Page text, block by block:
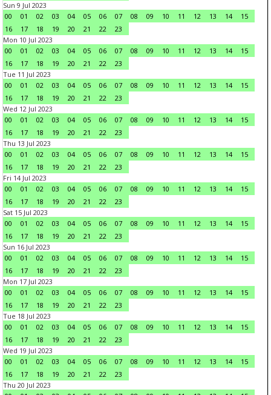
Sun 9 Jul 2023
00
01 02 03 04 05 06 07 08 09 10 11 12 13 14
15
16
17 18 19 20 21 22
23
Mon 10 Jul 2023
00
01 02 03 04 05 06 07 08 09 10 11 12 13 14
15
16
17 18 19 20 21 22
23
Tue 11 Jul 2023
00
01 02 03 04 05 06 07 08 09 10 11 12 13 14
15
16
17 18 19 20 21 22
23
Wed 12 Jul 2023
00
01 02 03 04 05 06 07 08 09 10 11 12 13 14
15
16
17 18 19 20 21 22
23
Thu 13 Jul 2023
00
01 02 03 04 05 06 07 08 09 10 11 12 13 14
15
16
17 18 19 20 21 22
23
Fri 14 Jul 2023
00
01 02 03 04 05 06 07 08 09 10 11 12 13 14
15
16
17 18 19 20 21 22
23
Sat 15 Jul 2023
00
01 02 03 04 05 06 07 08 09 10 11 12 13 14
15
16
17 18 19 20 21 22
23
Sun 16 Jul 2023
00
01 02 03 04 05 06 07 08 09 10 11 12 13 14
15
16
17 18 19 20 21 22
23
Mon 17 Jul 2023
00
01 02 03 04 05 06 07 08 09 10 11 12 13 14
15
16
17 18 19 20 21 22
23
Tue 18 Jul 2023
00
01 02 03 04 05 06 07 08 09 10 11 12 13 14
15
16
17 18 19 20 21 22
23
Wed 19 Jul 2023
00
01 02 03 04 05 06 07 08 09 10 11 12 13 14
15
16
17 18 19 20 21 22
23
Thu 20 Jul 2023